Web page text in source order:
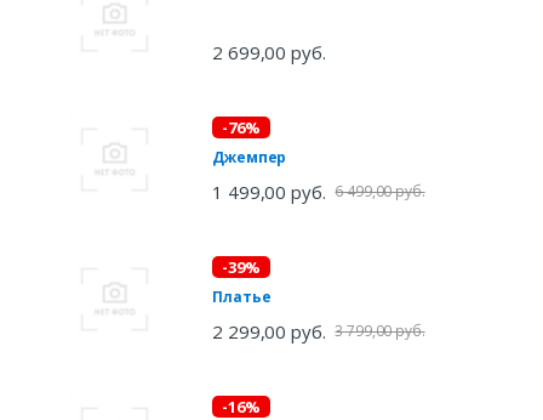
2 699,00 руб.
-76%
Джемпер
1 499,00 руб. 6 499,00 руб.
-39%
Платье
2 299,00 руб. 3 799,00 руб.
-16%